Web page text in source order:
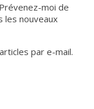
Prévenez-moi de
les nouveaux
par e-mail.